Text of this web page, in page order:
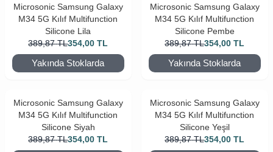
Microsonic Samsung Galaxy
M34 5G Kılıf Multifunction
Silicone Lila
389,87 TL354,00 TL
Yakında Stoklarda
Microsonic Samsung Galaxy
M34 5G Kılıf Multifunction
Silicone Pembe
389,87 TL354,00 TL
Yakında Stoklarda
Microsonic Samsung Galaxy
M34 5G Kılıf Multifunction
Silicone Siyah
389,87 TL354,00 TL
Microsonic Samsung Galaxy
M34 5G Kılıf Multifunction
Silicone Yeşil
389,87 TL354,00 TL